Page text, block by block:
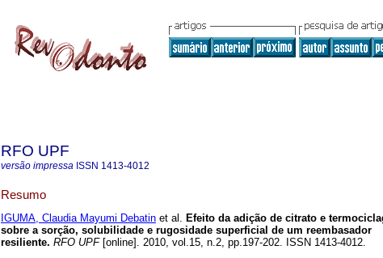
RFO UPF
versão impressa ISSN 1413-4012
Resumo
IGUMA, Claudia Mayumi Debatin et al. Efeito da adição de citrato e
sobre a sorção, solubilidade e rugosidade superficial de um reembasador
resiliente. RFO UPF[online]. 2010, vol.15, n.2, pp.197-202. ISSN 1413-4012.